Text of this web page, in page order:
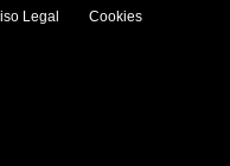
Legal Cookies